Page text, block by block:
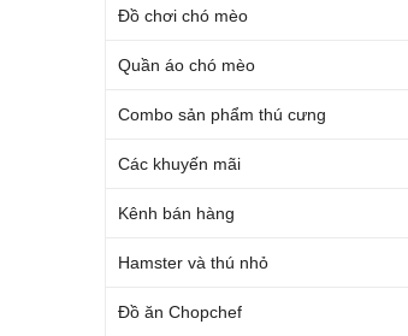
Đồ chơi chó mèo
Quần áo chó mèo
Combo sản phẩm thú cưng
Các khuyến mãi
Kênh bán hàng
Hamster và thú nhỏ
Đồ ăn Chopchef